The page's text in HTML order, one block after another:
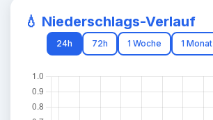
💧 Niederschlags-Verlauf
24h 72h 1 Woche 1 Monat